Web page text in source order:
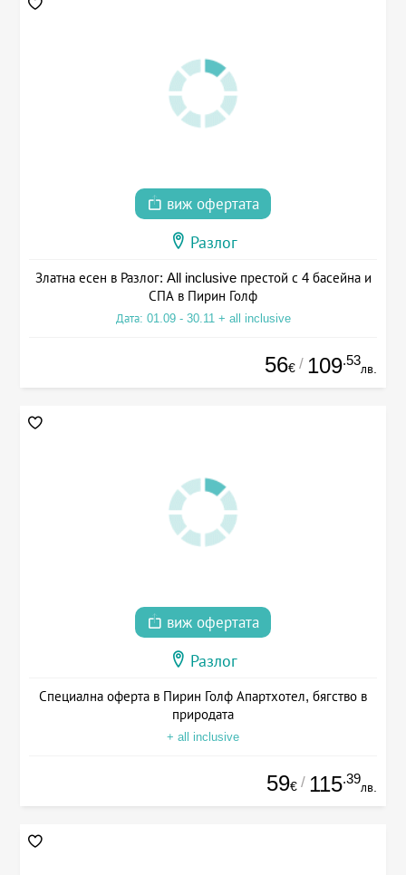
виж офертата
Разлог
Златна есен в Разлог: All inclusive престой с 4 басейна и
СПА в Пирин Голф
Дата: 01.09 - 30.11 + all inclusive
56€ / 109.53
лв.
виж офертата
Разлог
Специална оферта в Пирин Голф Апартхотел, бягство в
природата
+ all inclusive
59€ / 115.39
лв.